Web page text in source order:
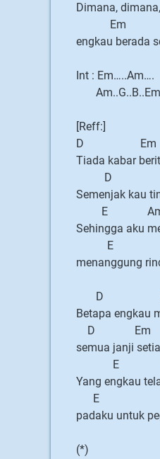
Dimana,
Em
engkau berada
Int : Em…..Am….
[Reff:]
D Em
Tiada kabar
D
Semenjak kau
E
Sehingga aku
E
menanggung
D
Betapa engkau
D Em
semua janji
E
Yang engkau
E
padaku untuk
(*)